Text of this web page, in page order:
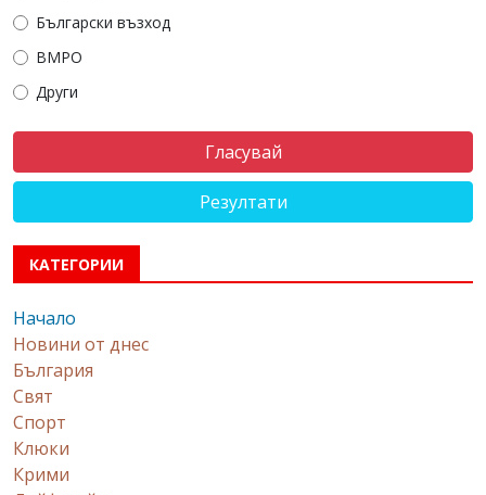
Български възход
ВМРО
Други
Резултати
КАТЕГОРИИ
Начало
Новини от днес
България
Свят
Спорт
Клюки
Крими